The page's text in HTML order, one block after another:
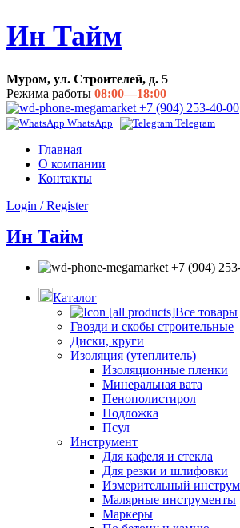
Ин Тайм
Муром, ул. Строителей, д. 5
Режима работы 08:00—18:00
+7 (904) 253-40-00
WhatsApp Telegram
Главная
О компании
Контакты
Login / Register
Ин Тайм
+7 (904)
Каталог
Все товары
Гвозди и скобы строительные
Диски, круги
Изоляция (утеплитель)
Изоляционные пленки
Минеральная вата
Пенополистирол
Подложка
Псул
Инструмент
Для кафеля и стекла
Для резки и шлифовки
Измерительный
Малярные инструменты
Маркеры